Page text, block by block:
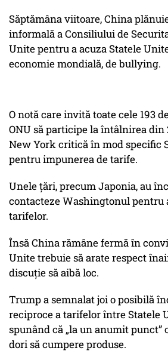
Săptămâna viitoare, China
informală a Consiliului de
Unite pentru a acuza Statele
economie mondială, de bullying.
O notă care invită toate cele 193
ONU să participe la întâlnirea din
New York critică în mod specific
pentru impunerea de tarife.
Unele țări, precum Japonia, au
contacteze Washingtonul pentru
tarifelor.
Însă China rămâne fermă în
Unite trebuie să arate respect
discuție să aibă loc.
Trump a semnalat joi o posibilă
reciproce a tarifelor între Statele
spunând că „la un anumit
dori să cumpere produse.